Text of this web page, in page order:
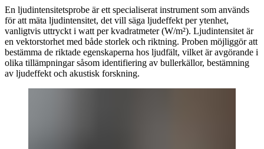
En ljudintensitetsprobe är ett specialiserat instrument som används
för att mäta ljudintensitet, det vill säga ljudeffekt per ytenhet,
vanligtvis uttryckt i watt per kvadratmeter (W/m²). Ljudintensitet är
en vektorstorhet med både storlek och riktning. Proben möjliggör att
bestämma de riktade egenskaperna hos ljudfält, vilket är avgörande i
olika tillämpningar såsom identifiering av bullerkällor, bestämning
av ljudeffekt och akustisk forskning.